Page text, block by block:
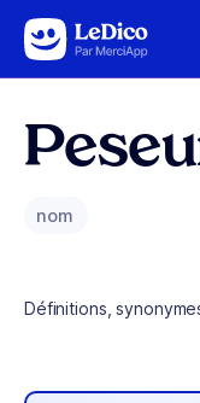
Aller au contenu
nom
Définitions,